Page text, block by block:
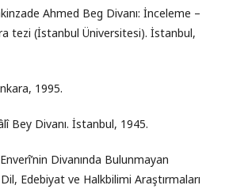
Ahmed Beg Divanı: İnceleme –
tezi (İstanbul Üniversitesi). İstanbul,
1995.
Bey Divanı. İstanbul, 1945.
Divanında Bulunmayan
Edebiyat ve Halkbilimi Araştırmaları